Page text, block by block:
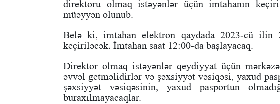
direktoru olmaq istəyənlər üçün imtahanın
müəyyən olunub.
Belə ki, imtahan elektron qaydada 2023-cü ilin
keçiriləcək. İmtahan saat 12:00-da başlayacaq.
Direktor olmaq istəyənlər qeydiyyat üçün
əvvəl getməlidirlər və şəxsiyyət vəsiqəsi, yaxud
şəxsiyyət vəsiqəsinin, yaxud pasportun
buraxılmayacaqlar.